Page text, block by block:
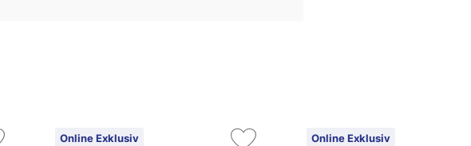
Online Exklusiv
Online Exklusiv